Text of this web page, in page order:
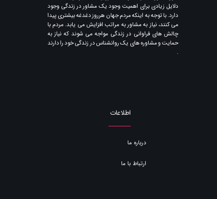
دلایل زیادی برای اهمیت وجود یک مشاور در زندگی وجود
دارد. با توجه به اینکه مردم جهان هرروز دغدغه بیشتری پیدا
می کنند​​​​​​​، نیاز به مشاور به مراتب افزایش می یابد. مردم با
چالش های فراوانی در زندگی مواجه می شوند که نیاز به
حمایت و مشاوره های یک روانشناس در زندگی خود را دارند​​​​​​​
.
اطلاعات
درباره ما
ارتباط با ما